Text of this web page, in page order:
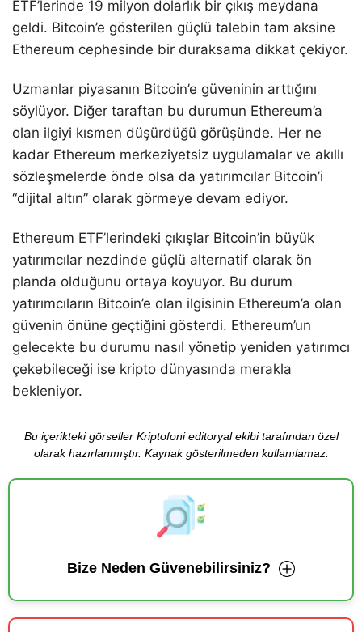
ETF’lerinde 19 milyon dolarlık bir çıkış meydana
geldi. Bitcoin’e gösterilen güçlü talebin tam aksine
Ethereum cephesinde bir duraksama dikkat çekiyor.
Uzmanlar piyasanın Bitcoin’e güveninin arttığını
söylüyor. Diğer taraftan bu durumun Ethereum’a
olan ilgiyi kısmen düşürdüğü görüşünde. Her ne
kadar Ethereum merkeziyetsiz uygulamalar ve akıllı
sözleşmelerde önde olsa da yatırımcılar Bitcoin’i
“dijital altın” olarak görmeye devam ediyor.
Ethereum ETF’lerindeki çıkışlar Bitcoin’in büyük
yatırımcılar nezdinde güçlü alternatif olarak ön
planda olduğunu ortaya koyuyor. Bu durum
yatırımcıların Bitcoin’e olan ilgisinin Ethereum’a olan
güvenin önüne geçtiğini gösterdi. Ethereum’un
gelecekte bu durumu nasıl yönetip yeniden yatırımcı
çekebileceği ise kripto dünyasında merakla
bekleniyor.
Bu içerikteki görseller Kriptofoni editoryal ekibi tarafından özel
olarak hazırlanmıştır. Kaynak gösterilmeden kullanılamaz.
Bize Neden Güvenebilirsiniz?